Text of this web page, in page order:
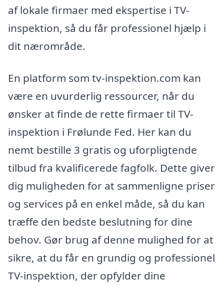
af lokale firmaer med ekspertise i TV-
inspektion, så du får professionel hjælp i
dit nærområde.
En platform som tv-inspektion.com kan
være en uvurderlig ressourcer, når du
ønsker at finde de rette firmaer til TV-
inspektion i Frølunde Fed. Her kan du
nemt bestille 3 gratis og uforpligtende
tilbud fra kvalificerede fagfolk. Dette giver
dig muligheden for at sammenligne priser
og services på en enkel måde, så du kan
træffe den bedste beslutning for dine
behov. Gør brug af denne mulighed for at
sikre, at du får en grundig og professionel
TV-inspektion, der opfylder dine